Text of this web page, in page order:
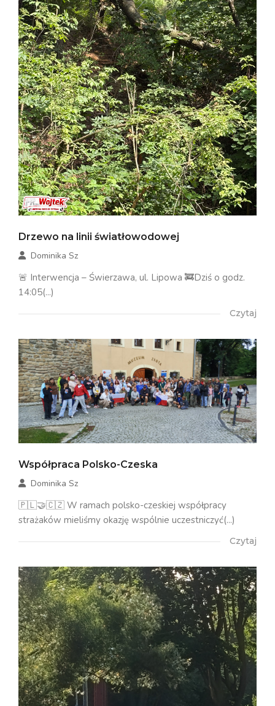
Drzewo na linii światłowodowej
Dominika Sz
🚨 Interwencja – Świerzawa, ul. Lipowa 🚒Dziś o godz.
14:05(...)
Czytaj
Współpraca Polsko-Czeska
Dominika Sz
🇵🇱🤝🇨🇿 W ramach polsko-czeskiej współpracy
strażaków mieliśmy okazję wspólnie uczestniczyć(...)
Czytaj